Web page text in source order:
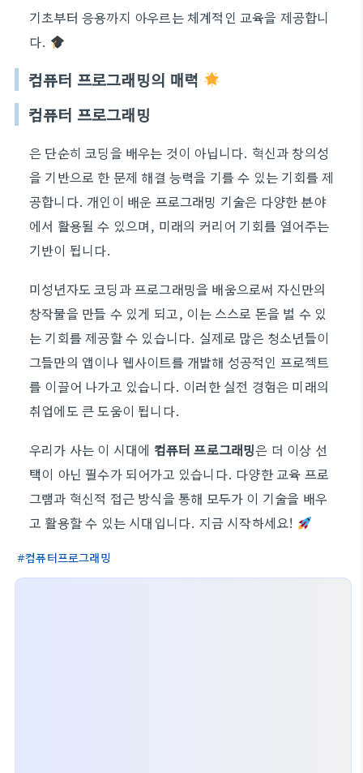
기초부터 응용까지 아우르는 체계적인 교육을 제공합니
다.
컴퓨터 프로그래밍의 매력
컴퓨터 프로그래밍
은 단순히 코딩을 배우는 것이 아닙니다. 혁신과 창의성
을 기반으로 한 문제 해결 능력을 기를 수 있는 기회를 제
공합니다. 개인이 배운 프로그래밍 기술은 다양한 분야
에서 활용될 수 있으며, 미래의 커리어 기회를 열어주는
기반이 됩니다.
미성년자도 코딩과 프로그래밍을 배움으로써 자신만의
창작물을 만들 수 있게 되고, 이는 스스로 돈을 벌 수 있
는 기회를 제공할 수 있습니다. 실제로 많은 청소년들이
그들만의 앱이나 웹사이트를 개발해 성공적인 프로젝트
를 이끌어 나가고 있습니다. 이러한 실전 경험은 미래의
취업에도 큰 도움이 됩니다.
우리가 사는 이 시대에 컴퓨터 프로그래밍은 더 이상 선
택이 아닌 필수가 되어가고 있습니다. 다양한 교육 프로
그램과 혁신적 접근 방식을 통해 모두가 이 기술을 배우
고 활용할 수 있는 시대입니다. 지금 시작하세요!
컴퓨터프로그래밍